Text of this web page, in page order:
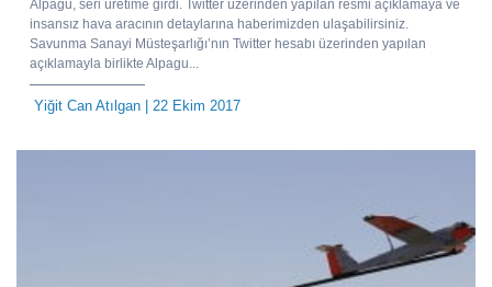
Alpagu, seri üretime girdi. Twitter üzerinden yapılan resmi açıklamaya ve
insansız hava aracının detaylarına haberimizden ulaşabilirsiniz.
Savunma Sanayi Müsteşarlığı’nın Twitter hesabı üzerinden yapılan
açıklamayla birlikte Alpagu...
Yiğit Can Atılgan | 22 Ekim 2017